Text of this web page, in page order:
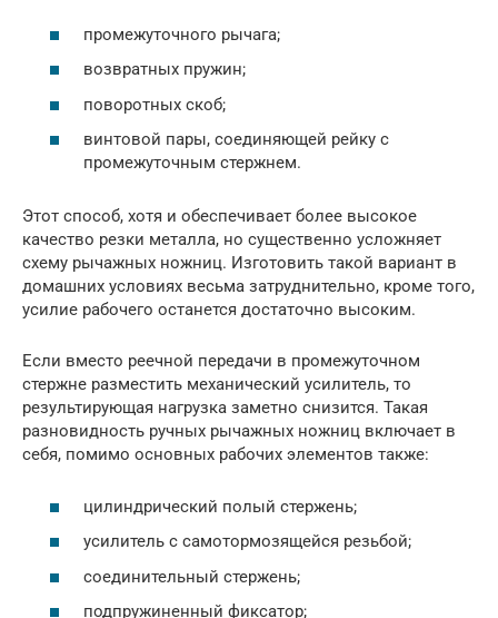
промежуточного рычага;
возвратных пружин;
поворотных скоб;
винтовой пары, соединяющей рейку с
промежуточным стержнем.
Этот способ, хотя и обеспечивает более высокое
качество резки металла, но существенно усложняет
схему рычажных ножниц. Изготовить такой вариант в
домашних условиях весьма затруднительно, кроме того,
усилие рабочего останется достаточно высоким.
Если вместо реечной передачи в промежуточном
стержне разместить механический усилитель, то
результирующая нагрузка заметно снизится. Такая
разновидность ручных рычажных ножниц включает в
себя, помимо основных рабочих элементов также:
цилиндрический полый стержень;
усилитель с самотормозящейся резьбой;
соединительный стержень;
подпружиненный фиксатор;